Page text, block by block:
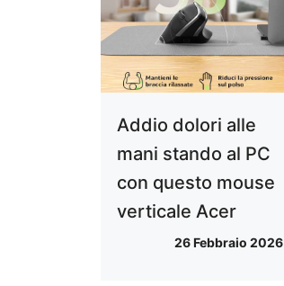
Addio dolori alle
mani stando al PC
con questo mouse
verticale Acer
26 Febbraio 2026